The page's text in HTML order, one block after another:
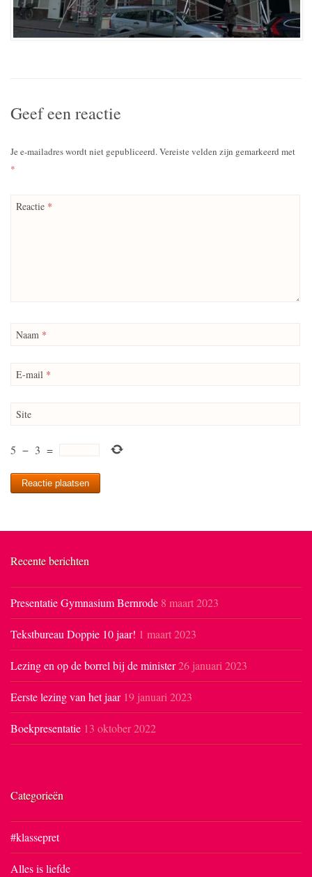
Geef een reactie
Je e-mailadres wordt niet gepubliceerd.Vereiste velden zijn gemarkeerd met
*
Reactie *
Naam *
E-mail *
Site
5 − 3 =
Recente berichten
Presentatie Gymnasium Bernrode 8 maart 2023
Tekstbureau Doppie 10 jaar! 1 maart 2023
Lezing en op de borrel bij de minister26 januari 2023
Eerste lezing van het jaar 19 januari 2023
Boekpresentatie 13 oktober 2022
Categorieën
#klassepret
Alles is liefde